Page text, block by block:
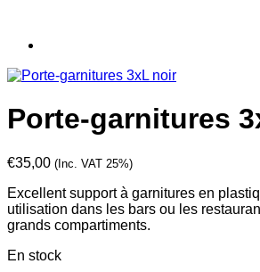
Porte-garnitures
€35,00 (Inc. VAT 25%)
Excellent support à garnitures en
utilisation dans les bars ou les
grands compartiments.
En stock